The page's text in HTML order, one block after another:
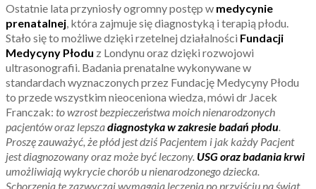
Ostatnie lata przyniosły ogromny postęp w medycynie
prenatalnej, która zajmuje się diagnostyką i terapią płodu.
Stało się to możliwe dzięki rzetelnej działalności Fundacji
Medycyny Płodu z Londynu oraz dzięki rozwojowi
ultrasonografii. Badania prenatalne wykonywane w
standardach wyznaczonych przez Fundację Medycyny Płodu
to przede wszystkim nieoceniona wiedza, mówi dr Jacek
Franczak: to wzrost bezpieczeństwa moich nienarodzonych
pacjentów oraz lepszadiagnostyka w zakresie badań płodu.
Proszę zauważyć, że płód jest dziś Pacjentem i jak każdy Pacjent
jest diagnozowany oraz może być leczony. USG oraz badania krwi
umożliwiają wykrycie chorób u nienarodzonego dziecka.
Schorzenia te zazwyczaj wymagają leczenia po przyjściu na świat.